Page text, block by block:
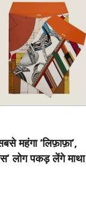
महंगा ‘लिफ़ाफ़ा’,
लोग पकड़ लेंगे माथा